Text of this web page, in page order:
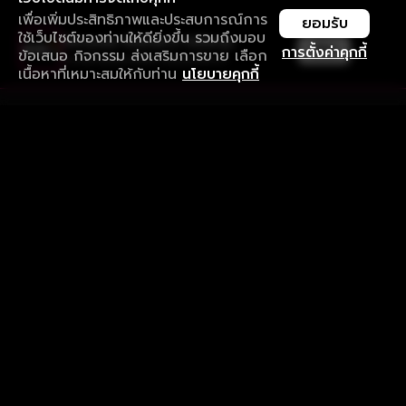
เพื่อเพิ่มประสิทธิภาพและประสบการณ์การ
ใช้เว็บไซต์ของท่านให้ดียิ่งขึ้น รวมถึงมอบ
ข้อเสนอ กิจกรรม ส่งเสริมการขาย เลือก
เนื้อหาที่เหมาะสมให้กับท่าน นโยบายคุกกี้
การตั้งค่าคุกกี้
ยอมรับ
ใช้งานแอป ลื่นไหลกว่า ไม่มีสะดุด
ดาวน์โหลดแอปเพื่อการรับชมที่ดีกว่า เปิด